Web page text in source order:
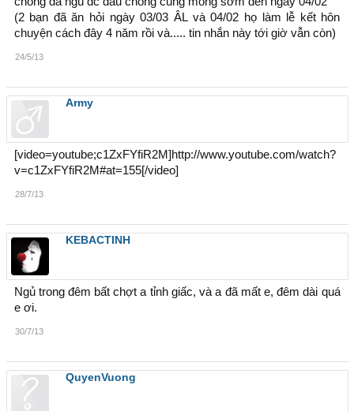
(2 bạn đã ăn hỏi ngày 03/03 ÂL và 04/02 họ làm lễ kết hôn
chuyện cách đây 4 năm rồi và..... tin nhắn này tới giờ vẫn còn)
24/5/13
Army
[video=youtube;c1ZxFYfiR2M]http://www.youtube.com/watch?
v=c1ZxFYfiR2M#at=155[/video]
28/7/13
KEBACTINH
Ngủ trong đêm bất chợt a tỉnh giấc, và a đã mất e, đêm dài quá
e ơi.
30/7/13
QuyenVuong